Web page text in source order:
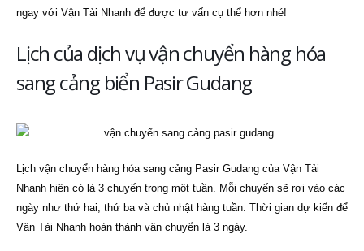
ngay với Vận Tải Nhanh để được tư vấn cụ thể hơn nhé!
Lịch của dịch vụ vận chuyển hàng hóa
sang cảng biển Pasir Gudang
Lịch vận chuyển hàng hóa sang cảng Pasir Gudang của Vận Tải
Nhanh hiện có là 3 chuyến trong một tuần. Mỗi chuyến sẽ rơi vào các
ngày như thứ hai, thứ ba và chủ nhật hàng tuần. Thời gian dự kiến để
Vận Tải Nhanh hoàn thành vận chuyển là 3 ngày.